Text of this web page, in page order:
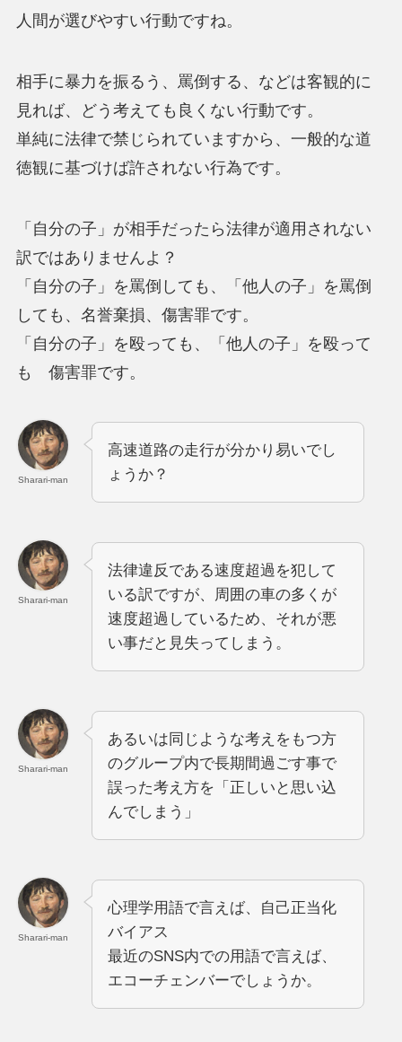
人間が選びやすい行動ですね。
相手に暴力を振るう、罵倒する、などは客観的に
見れば、どう考えても良くない行動です。
単純に法律で禁じられていますから、一般的な道
徳観に基づけば許されない行為です。
「自分の子」が相手だったら法律が適用されない
訳ではありませんよ？
「自分の子」を罵倒しても、「他人の子」を罵倒
しても、名誉棄損、傷害罪です。
「自分の子」を殴っても、「他人の子」を殴って
も 傷害罪です。
Sharari-man
高速道路の走行が分かり易いでし
ょうか？
Sharari-man
法律違反である速度超過を犯して
いる訳ですが、周囲の車の多くが
速度超過しているため、それが悪
い事だと見失ってしまう。
Sharari-man
あるいは同じような考えをもつ方
のグループ内で長期間過ごす事で
誤った考え方を「正しいと思い込
んでしまう」
Sharari-man
心理学用語で言えば、自己正当化
バイアス
最近のSNS内での用語で言えば、
エコーチェンバーでしょうか。